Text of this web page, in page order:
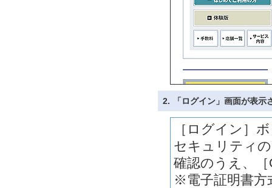
2. 「ログイン」画面が表示
［ログイン］
セキュリティ
確認のうえ、
※電子証明書方